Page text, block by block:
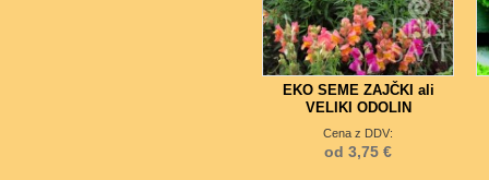
EKO SEME ZAJČKI ali
VELIKI ODOLIN
Cena z DDV:
od 3,75 €